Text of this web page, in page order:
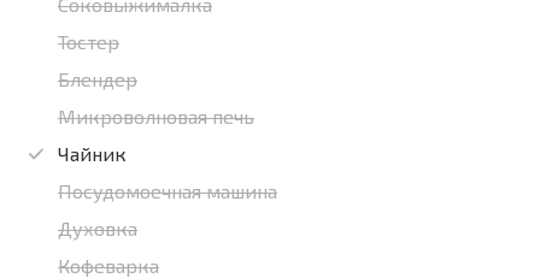
Тостер
Блендер
Микроволновая печь
Чайник
Посудомоечная машина
Духовка
Кофеварка